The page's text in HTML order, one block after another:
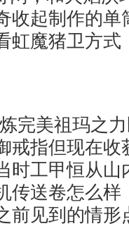
收起制作的
虹魔猪卫方式
完美祖玛之
戒指但现在收
时工甲恒从山
传送卷怎么样
前见到的情形